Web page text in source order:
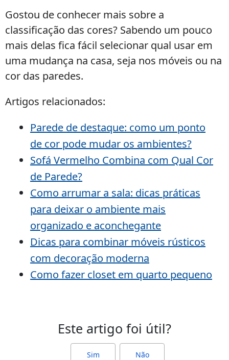
Gostou de conhecer mais sobre a
classificação das cores? Sabendo um pouco
mais delas fica fácil selecionar qual usar em
uma mudança na casa, seja nos móveis ou na
cor das paredes.
Artigos relacionados:
Parede de destaque: como um ponto
de cor pode mudar os ambientes?
Sofá Vermelho Combina com Qual Cor
de Parede?
Como arrumar a sala: dicas práticas
para deixar o ambiente mais
organizado e aconchegante
Dicas para combinar móveis rústicos
com decoração moderna
Como fazer closet em quarto pequeno
Este artigo foi útil?
Sim Não